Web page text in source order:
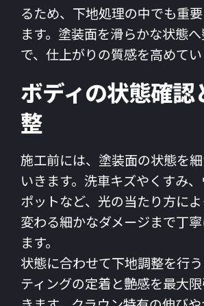
るため、下地処理の中でも重
ます。塗装面を滑らかな状態
で、仕上がりの質感を高めてい
ボディの状態確認
整
施工前には、塗装面の状態を
いきます。洗車キズやくすみ
ポットなど、光の当たり方に
変わる細かなダメージまで丁
ます。
状態に合わせて下地調整を行
ティングの定着と艶感を最大